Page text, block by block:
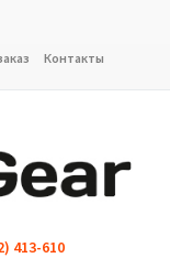
Контакты
413-610